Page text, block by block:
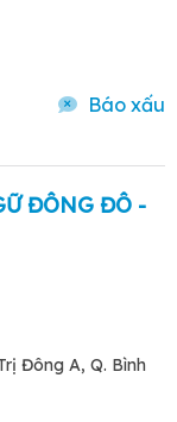
Báo xấu
ĐÔNG ĐÔ -
Đông A, Q. Bình